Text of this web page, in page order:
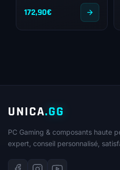
172,90€
UNICA.GG
PC Gaming & composants haute
expert, conseil personnalisé,